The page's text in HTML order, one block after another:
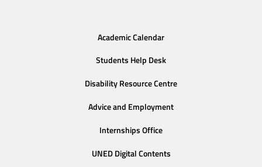
Academic Calendar
Students Help Desk
Disability Resource Centre
Advice and Employment
Internships Office
UNED Digital Contents